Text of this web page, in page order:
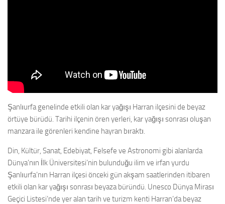
Şanlıurfa genelinde etkili olan kar yağışı Harran ilçesini de beyaz
örtüye bürüdü. Tarihi ilçenin ören yerleri, kar yağışı sonrası oluşan
manzara ile görenleri kendine hayran bıraktı.
Din, Kültür, Sanat, Edebiyat, Felsefe ve Astronomi gibi alanlarda
Dünya’nın İlk Üniversitesi’nin bulunduğu ilim ve irfan yurdu
Şanlıurfa’nın Harran ilçesi önceki gün akşam saatlerinden itibaren
etkili olan kar yağışı sonrası beyaza büründü. Unesco Dünya Mirası
Geçici Listesi’nde yer alan tarih ve turizm kenti Harran’da beyaz